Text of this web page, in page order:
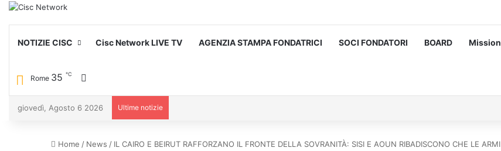
NOTIZIE CISC Cisc Network LIVE TV AGENZIA STAMPA FONDATRICI SOCI FONDATORI BOARD
Rome 35 ℃
giovedì, Agosto 6 2026 Ultime notizie
Home / News / IL CAIRO E BEIRUT RAFFORZANO IL FRONTE DELLA SOVRANITÀ: SISI E AOUN RIBADISCONO CHE LE ARMI